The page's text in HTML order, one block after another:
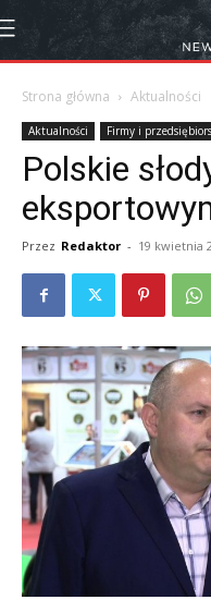
Strona główna Aktualności
Aktualności Firmy i
Polskie
Przez Redaktor - 19 kwietnia